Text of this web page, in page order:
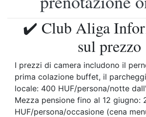
✔️ Club Aliga
sul prezzo
I prezzi di camera includono il
prima colazione buffet, il
locale: 400 HUF/persona/notte
Mezza pensione fino al 12 giugno:
HUF/persona/occasione (cena